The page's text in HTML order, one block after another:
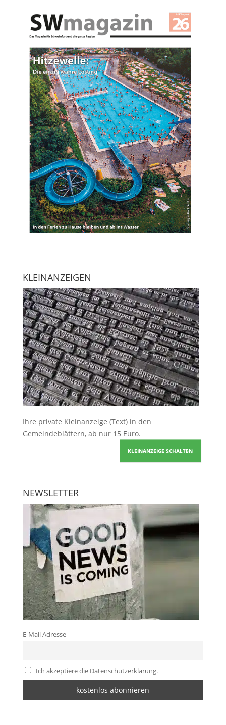
KLEINANZEIGEN
Ihre private Kleinanzeige (Text) in den
Gemeindeblättern, ab nur 15 Euro.
KLEINANZEIGE SCHALTEN
NEWSLETTER
E-Mail Adresse
Ich akzeptiere die Datenschutzerklärung.